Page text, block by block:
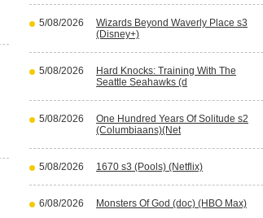
5/08/2026
Wizards Beyond Waverly Place s3
(Disney+)
5/08/2026
Hard Knocks: Training With The
Seattle Seahawks (d
5/08/2026
One Hundred Years Of Solitude s2
(Columbiaans)(Net
5/08/2026 1670 s3 (Pools) (Netflix)
6/08/2026 Monsters Of God (doc) (HBO Max)